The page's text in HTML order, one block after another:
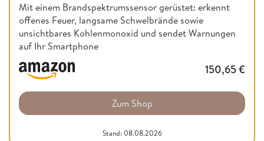
Mit einem Brandspektrumssensor gerüstet: erkennt
offenes Feuer, langsame Schwelbrände sowie
unsichtbares Kohlenmonoxid und sendet Warnungen
auf Ihr Smartphone
150,65€
Zum Shop
Stand: 08.08.2026